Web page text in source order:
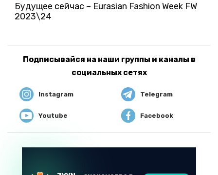
Будущее сейчас – Eurasian Fashion Week FW
2023\24
Подписывайся на наши группы и каналы в
социальных сетях
Instagram Telegram
Youtube Facebook